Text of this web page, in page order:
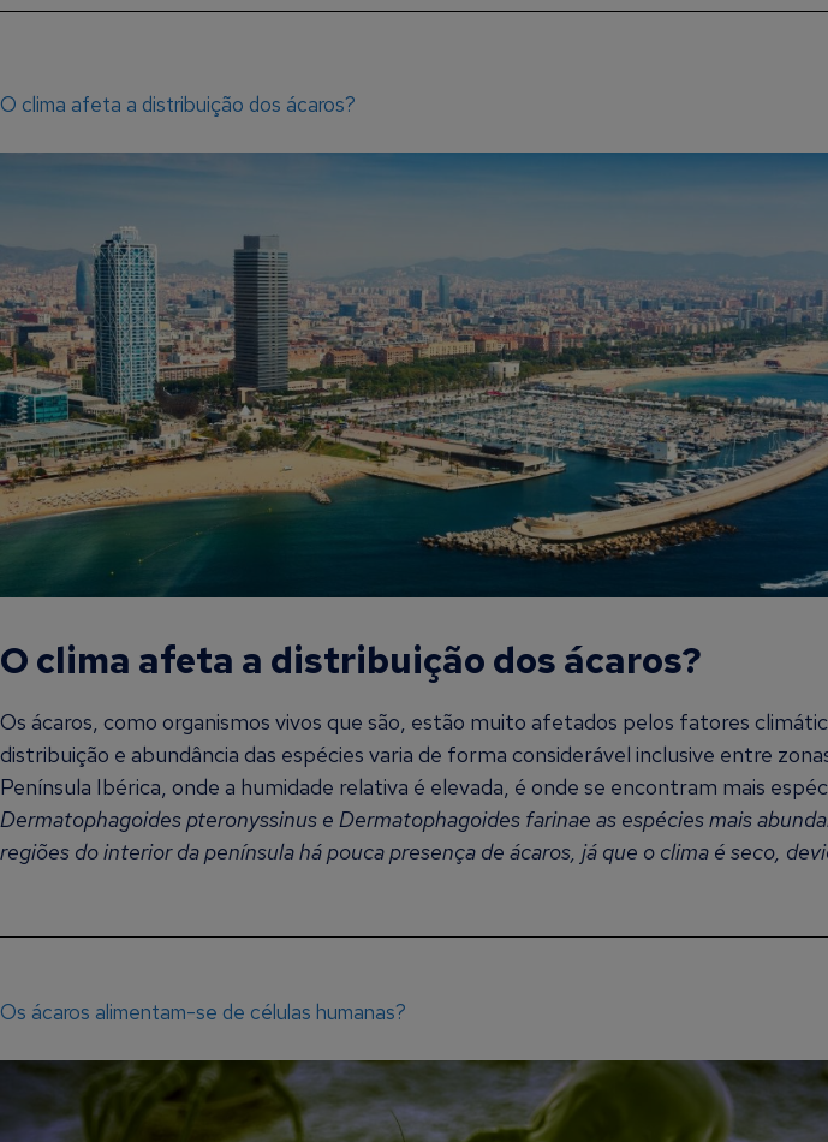
O clima afeta a distribuição dos ácaros?
O clima afeta a distribuição dos ácaros?
Os ácaros, como organismos vivos que são, estão muito afetados pelos fatores
distribuição e abundância das espécies varia de forma considerável inclusive entre
Península Ibérica, onde a humidade relativa é elevada, é onde se encontram mais
Dermatophagoides pteronyssinus e Dermatophagoides farinae as espécies mais
regiões do interior da península há pouca presença de ácaros, já que o clima é seco,
Os ácaros alimentam-se de células humanas?